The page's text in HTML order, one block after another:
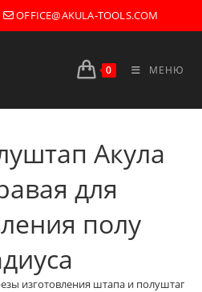
OFFICE@AKULA-TOOLS.COM
0 МЕНЮ
Акула
для
полу
изготовления штапа и полуштапов